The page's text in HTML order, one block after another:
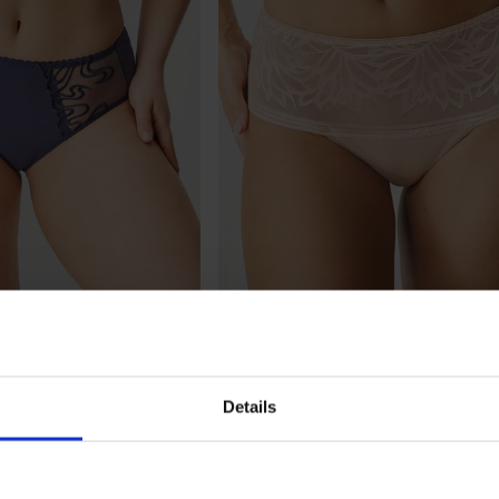
Details